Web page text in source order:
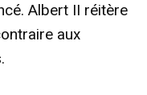
Albert II réitère
aux